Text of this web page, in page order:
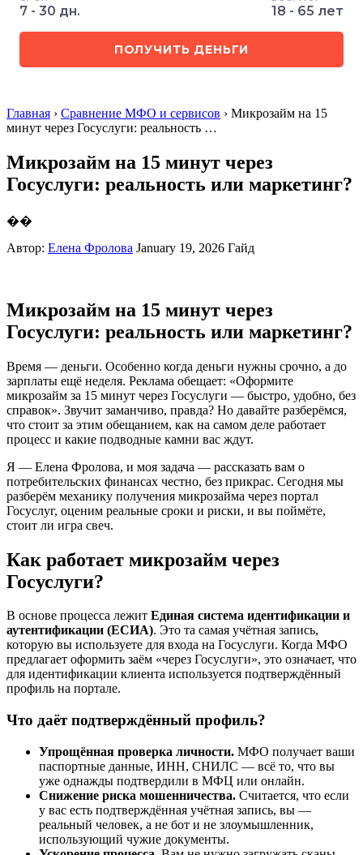
7 - 30 дн. 18 - 65 лет
ПОЛУЧИТЬ ДЕНЬГИ
Главная › Сравнение МФО и сервисов › Микрозайм на 15
минут через Госуслуги: реальность …
Микрозайм на 15 минут через
Госуслуги: реальность или маркетинг?
��
Автор: Елена Фролова January 19, 2026 Гайд
Микрозайм на 15 минут через
Госуслуги: реальность или маркетинг?
Время — деньги. Особенно когда деньги нужны срочно, а до
зарплаты ещё неделя. Реклама обещает: «Оформите
микрозайм за 15 минут через Госуслуги — быстро, удобно, без
справок». Звучит заманчиво, правда? Но давайте разберёмся,
что стоит за этим обещанием, как на самом деле работает
процесс и какие подводные камни вас ждут.
Я — Елена Фролова, и моя задача — рассказать вам о
потребительских финансах честно, без прикрас. Сегодня мы
разберём механику получения микрозайма через портал
Госуслуг, оценим реальные сроки и риски, и вы поймёте,
стоит ли игра свеч.
Как работает микрозайм через
Госуслуги?
В основе процесса лежит Единая система идентификации и
аутентификации (ЕСИА). Это та самая учётная запись,
которую вы используете для входа на Госуслуги. Когда МФО
предлагает оформить заём «через Госуслуги», это означает, что
для идентификации клиента используется подтверждённый
профиль на портале.
Что даёт подтверждённый профиль?
Упрощённая проверка личности. МФО получает ваши
паспортные данные, ИНН, СНИЛС — всё то, что вы
уже однажды подтвердили в МФЦ или онлайн.
Снижение риска мошенничества. Считается, что если
у вас есть подтверждённая учётная запись, вы —
реальный человек, а не бот и не злоумышленник,
использующий чужие документы.